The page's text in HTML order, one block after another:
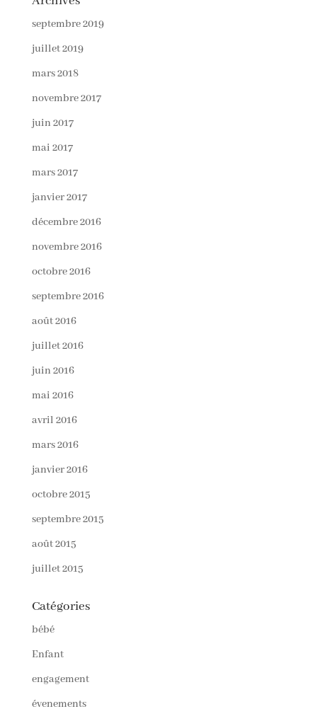
septembre 2019
juillet 2019
mars 2018
novembre 2017
juin 2017
mai 2017
mars 2017
janvier 2017
décembre 2016
novembre 2016
octobre 2016
septembre 2016
août 2016
juillet 2016
juin 2016
mai 2016
avril 2016
mars 2016
janvier 2016
octobre 2015
septembre 2015
août 2015
juillet 2015
Catégories
bébé
Enfant
engagement
évenements